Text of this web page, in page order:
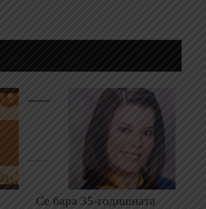
Се бара 35-годишната